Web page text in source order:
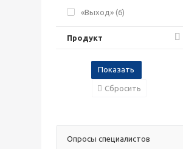
«Выход» (6)
Продукт
Сбросить
Опросы специалистов